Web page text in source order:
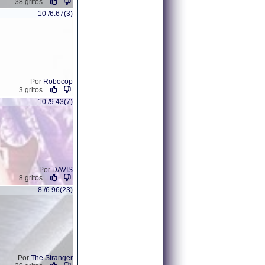
38 gritos
10 /6.67(3)
Por Robocop
3 gritos
10 /9.43(7)
PorDAVIS
8 gritos
8 /6.96(23)
Por The Stranger